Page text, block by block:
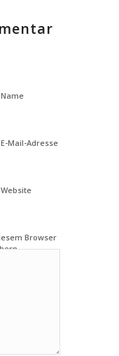
Name
E-Mail-Adresse
Website
Browser